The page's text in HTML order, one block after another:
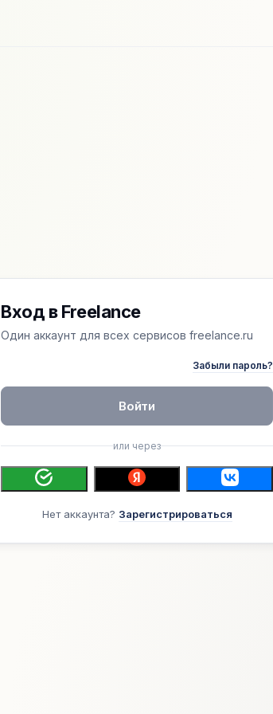
Вход в Freelance
Один аккаунт для всех сервисов freelance.ru
Забыли пароль?
Войти
или через
Нет аккаунта? Зарегистрироваться